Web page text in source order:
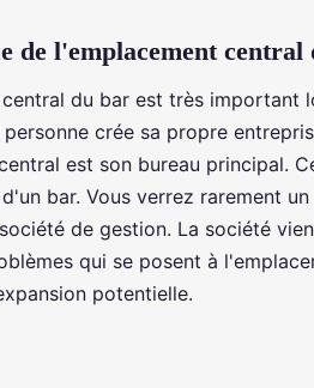
de l'emplacement central
central du bar est très important
crée sa propre
est son bureau principal.
bar. Vous verrez rarement
de gestion. La société
qui se posent à
potentielle.